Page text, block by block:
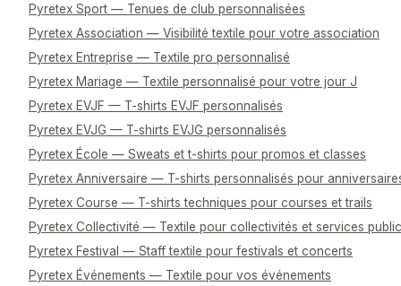
Pyretex Sport — Tenues de club personnalisées
Pyretex Association — Visibilité textile pour votre association
Pyretex Entreprise — Textile pro personnalisé
Pyretex Mariage — Textile personnalisé pour votre jour J
Pyretex EVJF — T-shirts EVJF personnalisés
Pyretex EVJG — T-shirts EVJG personnalisés
Pyretex École — Sweats et t-shirts pour promos et classes
Pyretex Anniversaire — T-shirts personnalisés pour
Pyretex Course — T-shirts techniques pour courses et trails
Pyretex Collectivité — Textile pour collectivités et services
Pyretex Festival — Staff textile pour festivals et concerts
Pyretex Événements — Textile pour vos événements